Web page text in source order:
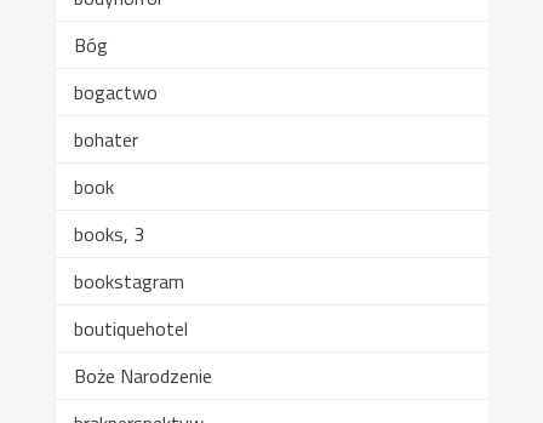
Bóg
bogactwo
bohater
book
books, 3
bookstagram
boutiquehotel
Boże Narodzenie